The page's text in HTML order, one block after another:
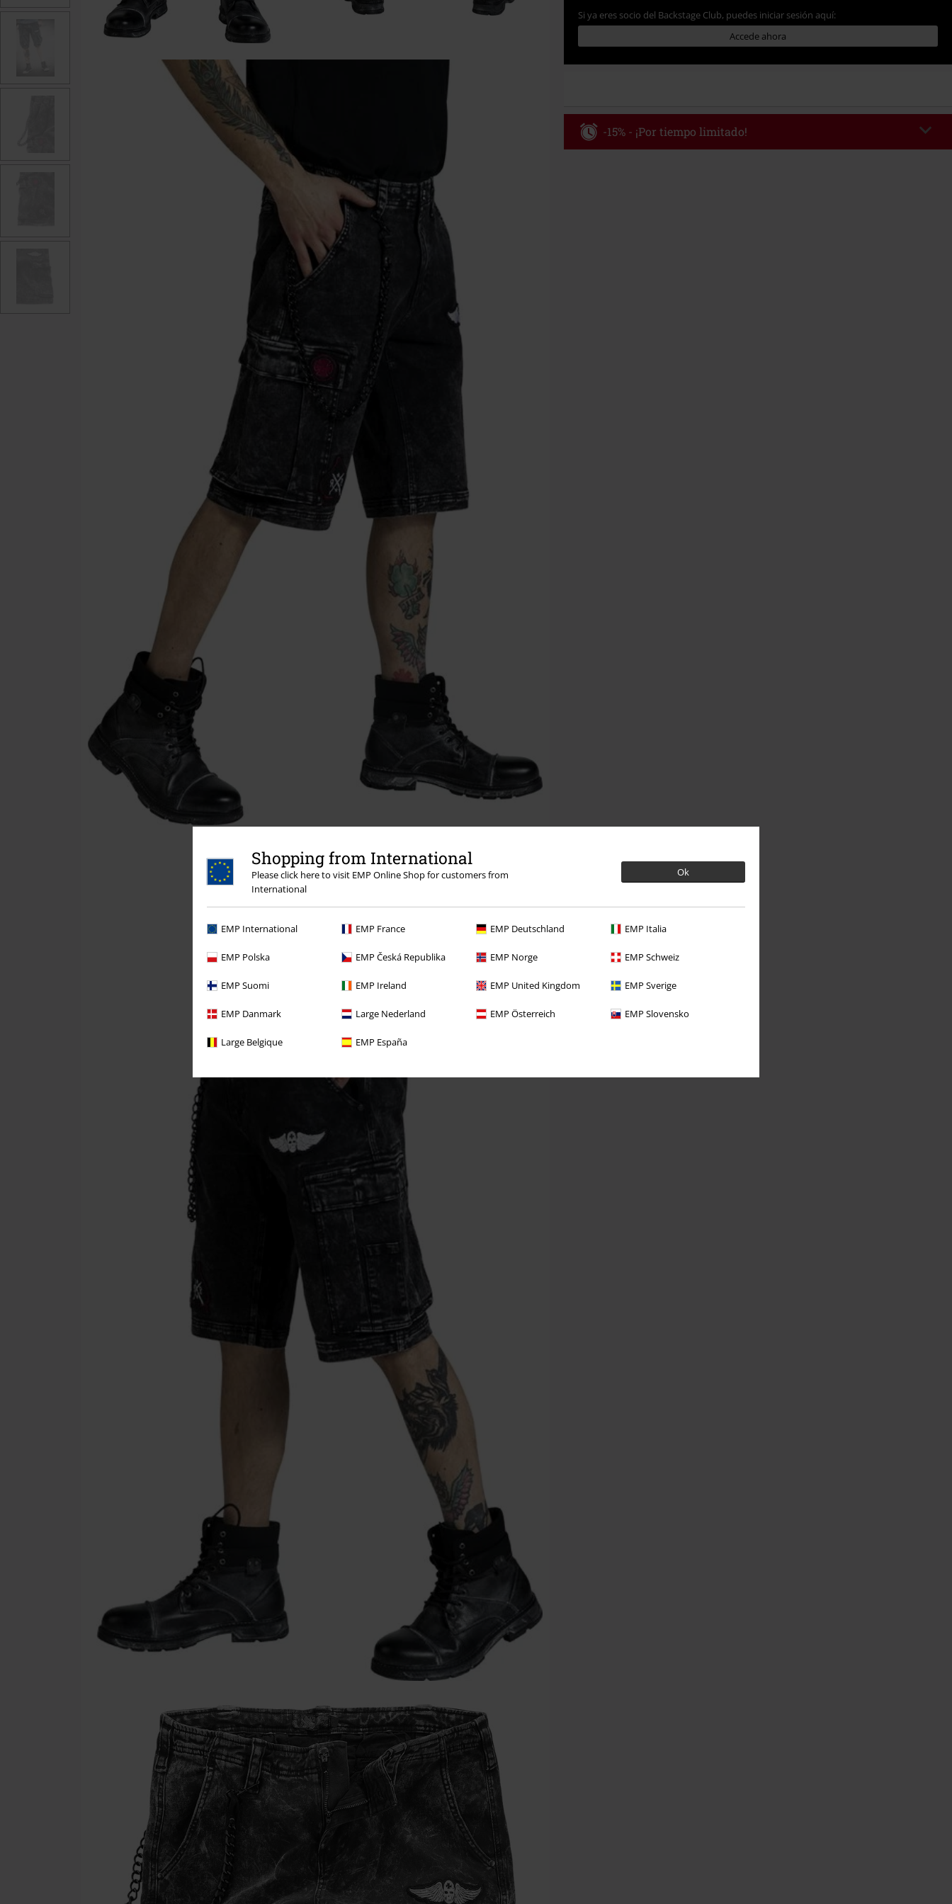
Shopping from International
Please click here to visit EMP Online Shop for customers from
International
Ok
EMP International EMP France EMP Deutschland EMP Italia
EMP Polska EMP Česká Republika EMP Norge EMP Schweiz
EMP Suomi EMP Ireland EMP United Kingdom EMP Sverige
EMP Danmark Large Nederland EMP Österreich EMP Slovensko
Large Belgique EMP España
Si ya eres socio del Backstage Club, puedes iniciar sesión aquí:
Accede ahora
-15% - ¡Por tiempo limitado!